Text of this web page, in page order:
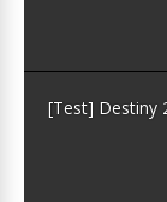
[Test] Destiny